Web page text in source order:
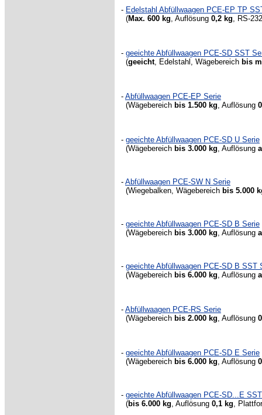
- Edelstahl Abfüllwaagen PCE-EP TP
(Max. 600 kg, Auflösung 0,2 kg, RS-
- geeichte Abfüllwaagen PCE-SD SST
(geeicht, Edelstahl, Wägebereich bis
- Abfüllwaagen PCE-EP Serie
(Wägebereich bis 1.500 kg, Auflösung
- geeichte Abfüllwaagen PCE-SD U Serie
(Wägebereich bis 3.000 kg, Auflösung
- Abfüllwaagen PCE-SW N Serie
(Wiegebalken, Wägebereich bis 5.000
- geeichte Abfüllwaagen PCE-SD B Serie
(Wägebereich bis 3.000 kg, Auflösung
- geeichte Abfüllwaagen PCE-SD B SST
(Wägebereich bis 6.000 kg, Auflösung
- Abfüllwaagen PCE-RS Serie
(Wägebereich bis 2.000 kg, Auflösung
- geeichte Abfüllwaagen PCE-SD E Serie
(Wägebereich bis 6.000 kg, Auflösung
- geeichte Abfüllwaagen PCE-SD...E
(bis 6.000 kg, Auflösung 0,1 kg,